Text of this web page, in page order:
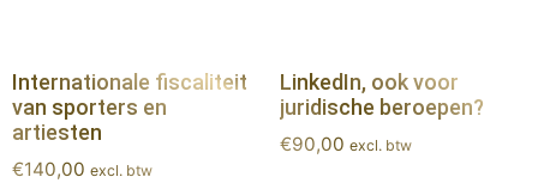
Internationale fiscaliteit
van sporters en
artiesten
€140,00 excl. btw
LinkedIn, ook voor
juridische beroepen?
€90,00 excl. btw